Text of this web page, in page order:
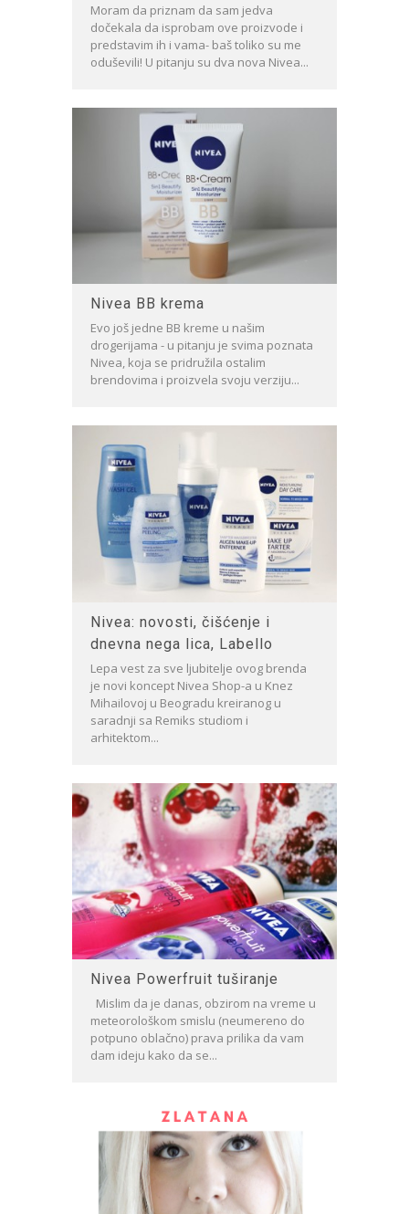
Moram da priznam da sam jedva
dočekala da isprobam ove proizvode i
predstavim ih i vama- baš toliko su me
oduševili! U pitanju su dva nova Nivea...
Nivea BB krema
Evo još jedne BB kreme u našim
drogerijama - u pitanju je svima poznata
Nivea, koja se pridružila ostalim
brendovima i proizvela svoju verziju...
Nivea: novosti, čišćenje i
dnevna nega lica, Labello
Lepa vest za sve ljubitelje ovog brenda
je novi koncept Nivea Shop-a u Knez
Mihailovoj u Beogradu kreiranog u
saradnji sa Remiks studiom i
arhitektom...
Nivea Powerfruit tuširanje
Mislim da je danas, obzirom na vreme u
meteorološkom smislu (neumereno do
potpuno oblačno) prava prilika da vam
dam ideju kako da se...